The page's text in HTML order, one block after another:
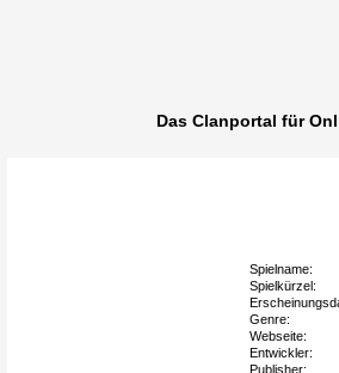
Das Clanportal für
Spielname:
Spielkürzel:
Genre:
Webseite:
Entwickler:
Publisher: